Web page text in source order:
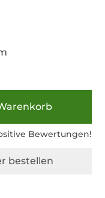
Bewertungen!